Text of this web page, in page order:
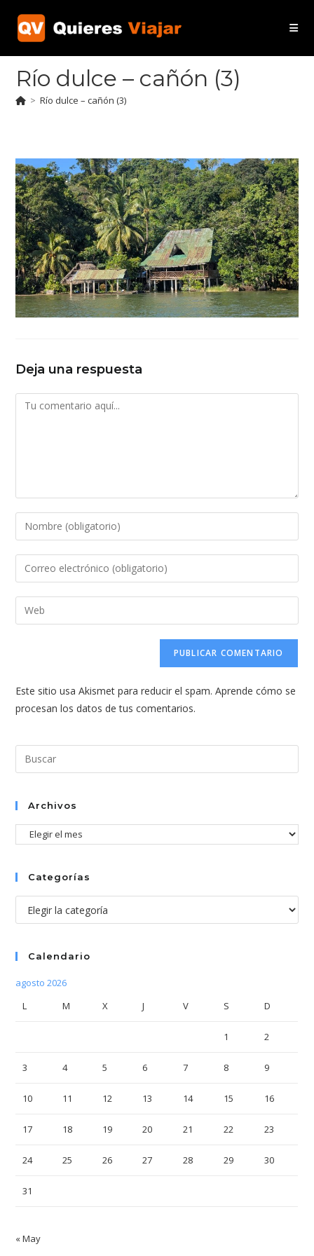
contenido
Río dulce – cañón (3)
> Río dulce – cañón (3)
Deja una respuesta
Comentario
Introduce
tu
nombre
de
usuario
Introduce
tu
dirección
de
comentar
Introduce
la
web
(opcional)
Este sitio usa Akismet para reducir el spam.Aprende cómo se
procesan los datos de tus comentarios.
el
Archivos
Archivos
Categorías
Categorías
Calendario
agosto 2026
L
M X J V S D
1 2
3 4 5 6 7 8 9
10 11 12 13 14 15 16
17 18 19 20 21 22 23
24 25 26 27 28 29 30
31
« May